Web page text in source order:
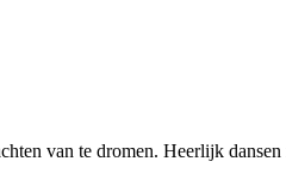
van te dromen. Heerlijk